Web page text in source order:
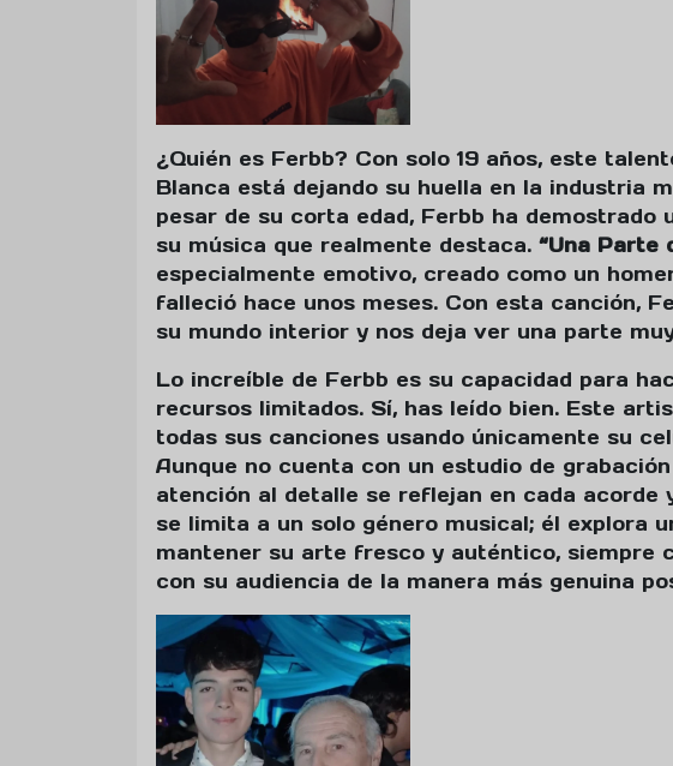
¿Quién es Ferbb? Con solo 19 años, este
Blanca está dejando su huella en la industria
pesar de su corta edad, Ferbb ha demostrado
su música que realmente destaca. “Una Parte
especialmente emotivo, creado como un
falleció hace unos meses. Con esta canción,
su mundo interior y nos deja ver una parte
Lo increíble de Ferbb es su capacidad para
recursos limitados. Sí, has leído bien. Este
todas sus canciones usando únicamente su
Aunque no cuenta con un estudio de
atención al detalle se reflejan en cada acorde
se limita a un solo género musical; él explora
mantener su arte fresco y auténtico, siempre
con su audiencia de la manera más genuina